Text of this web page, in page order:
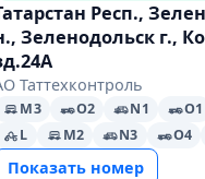
Респ.,
Зеленодольск г.,
Таттехконтроль
M3 O2 N1 O1
L
M2 N3 O4
Показать номер